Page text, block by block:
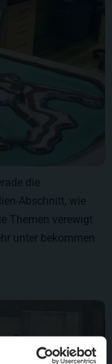
die
Abschnitt, wie
Themen verewigt
unter bekommen